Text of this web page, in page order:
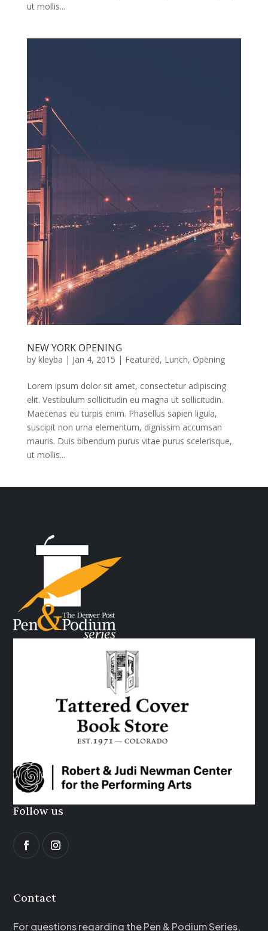
ut mollis...
NEW YORK OPENING
by kleyba | Jan 4, 2015 | Featured, Lunch, Opening
Lorem ipsum dolor sit amet, consectetur adipiscing
elit. Vestibulum sollicitudin eu magna ut sollicitudin.
Maecenas eu turpis enim. Phasellus sapien ligula,
suscipit non urna elementum, dignissim accumsan
mauris. Duis bibendum purus vitae purus scelerisque,
ut mollis...
Follow us
Contact
For questions regarding the Pen & Podium Series,